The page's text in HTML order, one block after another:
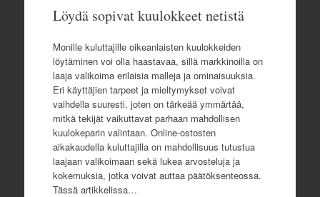
Löydä sopivat kuulokkeet netistä
Monille kuluttajille oikeanlaisten kuulokkeiden
löytäminen voi olla haastavaa, sillä markkinoilla on
laaja valikoima erilaisia malleja ja ominaisuuksia.
Eri käyttäjien tarpeet ja mieltymykset voivat
vaihdella suuresti, joten on tärkeää ymmärtää,
mitkä tekijät vaikuttavat parhaan mahdollisen
kuulokeparin valintaan. Online-ostosten
aikakaudella kuluttajilla on mahdollisuus tutustua
laajaan valikoimaan sekä lukea arvosteluja ja
kokemuksia, jotka voivat auttaa päätöksenteossa.
Tässä artikkelissa…